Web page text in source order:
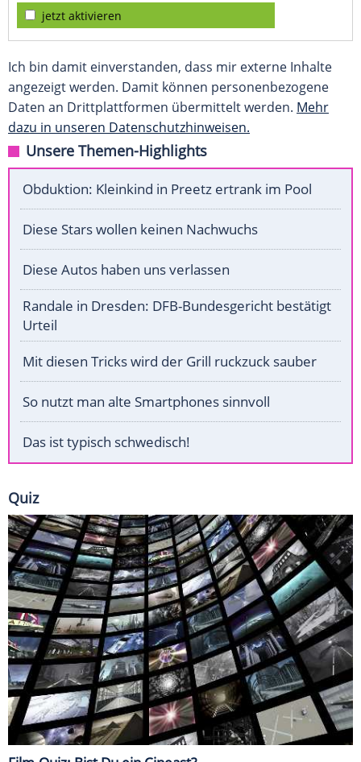
jetzt aktivieren
Ich bin damit einverstanden, dass mir externe Inhalte
angezeigt werden. Damit können personenbezogene
Daten an Drittplattformen übermittelt werden. Mehr
dazu in unseren Datenschutzhinweisen.
Unsere Themen-Highlights
Obduktion: Kleinkind in Preetz ertrank im Pool
Diese Stars wollen keinen Nachwuchs
Diese Autos haben uns verlassen
Randale in Dresden: DFB-Bundesgericht bestätigt
Urteil
Mit diesen Tricks wird der Grill ruckzuck sauber
So nutzt man alte Smartphones sinnvoll
Das ist typisch schwedisch!
Quiz